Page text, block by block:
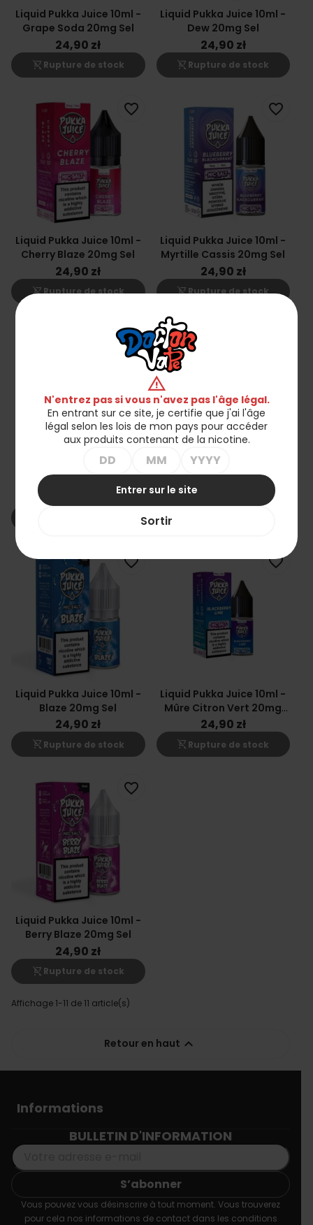
Liquid Pukka Juice 10ml -
Grape Soda 20mg Sel
24,90 zł
shopping_cart_off Rupture de stock
Liquid Pukka Juice 10ml -
Dew 20mg Sel
24,90 zł
shopping_cart_off Rupture de stock
Liquid Pukka Juice 10ml -
Cherry Blaze 20mg Sel
24,90 zł
shopping_cart_offRupture de stock
favorite_border
Liquid Pukka Juice 10ml -
Myrtille Cassis 20mg Sel
24,90 zł
shopping_cart_offRupture de stock
favorite_border
Liquid Pukka Juice 10ml -
Blue Pear Ice 20mg Sel
favorite_border
Liquid Pukka Juice 10ml -
Blaze Bull 20mg Sel
Liquid Pukka Juice 10ml -
Blaze 20mg Sel
24,90 zł
shopping_cart_off Rupture de stock
favorite_border
Liquid Pukka Juice 10ml -
Mûre Citron Vert 20mg
Sel
24,90 zł
shopping_cart_off Rupture de stock
favorite_border
Liquid Pukka Juice 10ml -
Berry Blaze 20mg Sel
24,90 zł
shopping_cart_off Rupture de stock
favorite_border
Affichage 1-11 de 11 article(s)
Retour en haut 
Informations
BULLETIN D'INFORMATION
Vous pouvez vous désinscrire à tout moment. Vous trouverez
pour cela nos informations de contact dans les conditions
warning
N'entrez pas si vous n'avez pas l'âge légal.
En entrant sur ce site, je certifie que j'ai l'âge
légal selon les lois de mon pays pour accéder
aux produits contenant de la nicotine.
Entrer sur le site
Sortir